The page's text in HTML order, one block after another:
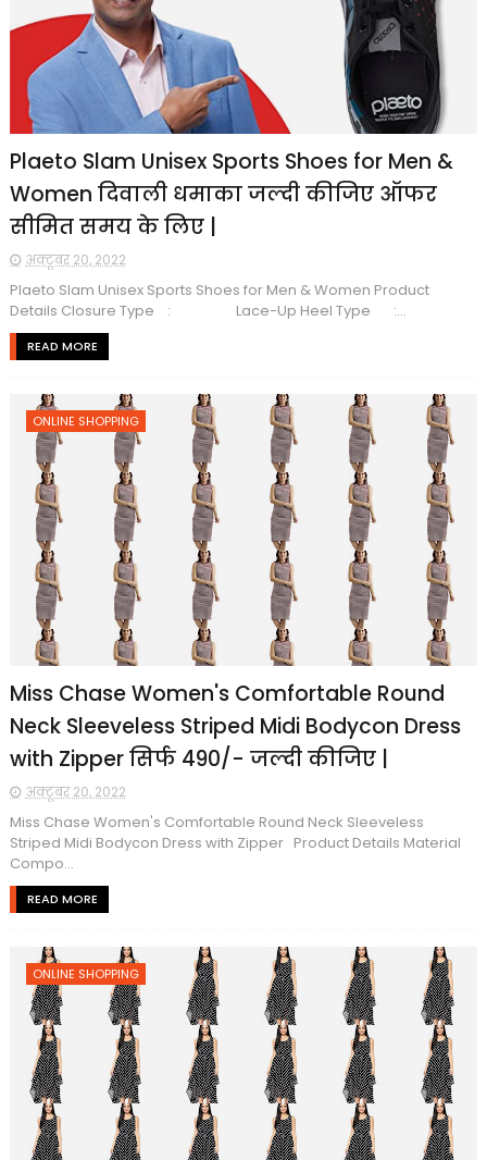
Plaeto Slam Unisex Sports Shoes for Men &
Women दिवाली धमाका जल्दी कीजिए ऑफर
सीमित समय के लिए |
अक्टूबर 20, 2022
Plaeto Slam Unisex Sports Shoes for Men & Women Product
Details Closure Type : Lace-Up Heel Type :...
READ MORE
ONLINE SHOPPING
Miss Chase Women's Comfortable Round
Neck Sleeveless Striped Midi Bodycon Dress
with Zipper सिर्फ ₹490/- जल्दी कीजिए |
अक्टूबर 20, 2022
Miss Chase Women's Comfortable Round Neck Sleeveless
Striped Midi Bodycon Dress with Zipper Product Details Material
Compo...
READ MORE
ONLINE SHOPPING